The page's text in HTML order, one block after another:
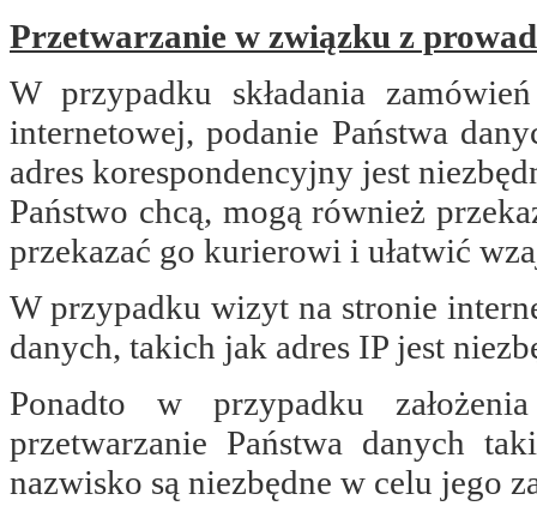
Przetwarzanie w związku z
W przypadku składania
internetowej, podanie Państwa
adres korespondencyjny jest
Państwo chcą, mogą również
przekazać go kurierowi i ułatwić
W przypadku wizyt na stronie
danych, takich jak adres IP jest
Ponadto w przypadku
przetwarzanie Państwa danych
nazwisko są niezbędne w celu jego